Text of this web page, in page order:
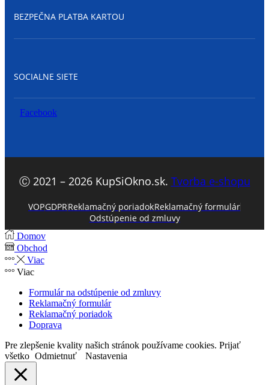
BEZPEČNA PLATBA KARTOU
SOCIALNE SIETE
Facebook
Ⓒ 2021 – 2026 KupSiOkno.sk. Tvorba e-shopu
VOPGDPRReklamačný poriadokReklamačný formulár
Odstúpenie od zmluvy
Domov
Obchod
Viac
Viac
Formulár na odstúpenie od zmluvy
Reklamačný formulár
Reklamačný poriadok
Doprava
Pre zlepšenie kvality našich stránok používame cookies. Prijať
všetko Odmietnuť Nastavenia